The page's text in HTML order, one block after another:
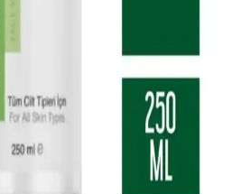
Cevizi Vücut
ve Besleyici Özellikler
cevizi içeren vegan vücut losyonu,
içeriklerle formüle edilmiştir. Hafif
nemlendirir ve besler.
Syndet AP+ Hassas ve
Jeli Ürün Özellikleri